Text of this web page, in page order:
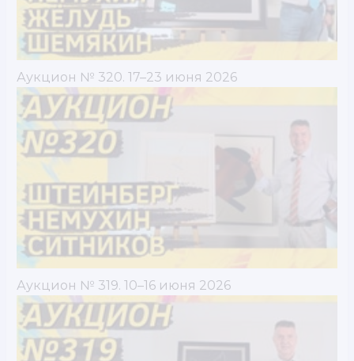
Аукцион № 320. 17–23 июня 2026
Аукцион № 319. 10–16 июня 2026